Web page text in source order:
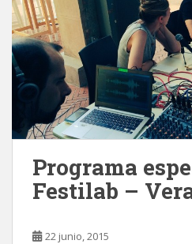
Programa
Festilab –
22 junio, 2015